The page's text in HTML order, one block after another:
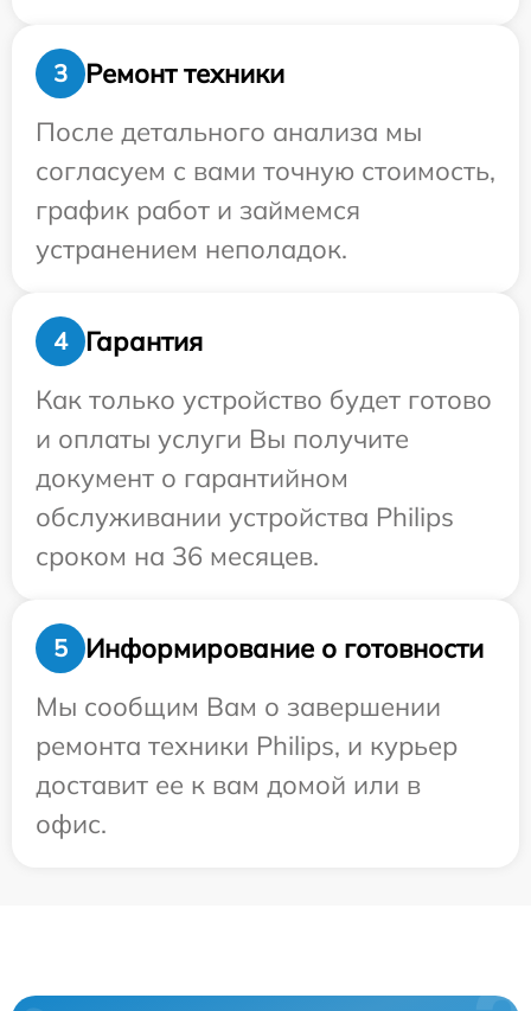
3
Ремонт техники
После детального анализа мы
согласуем с вами точную стоимость,
график работ и займемся
устранением неполадок.
4
Гарантия
Как только устройство будет готово
и оплаты услуги Вы получите
документ о гарантийном
обслуживании устройства Philips
сроком на 36 месяцев.
5
Информирование о готовности
Мы сообщим Вам о завершении
ремонта техники Philips, и курьер
доставит ее к вам домой или в
офис.